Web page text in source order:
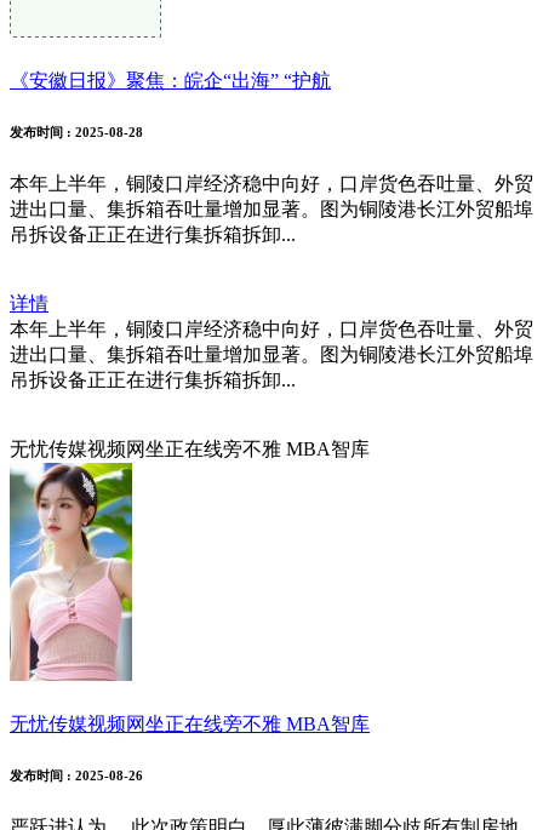
《安徽日报》聚焦：皖企“出海” “护航
发布时间 : 2025-08-28
本年上半年，铜陵口岸经济稳中向好，口岸货色吞吐量、外贸
进出口量、集拆箱吞吐量增加显著。图为铜陵港长江外贸船埠
吊拆设备正正在进行集拆箱拆卸...
详情
本年上半年，铜陵口岸经济稳中向好，口岸货色吞吐量、外贸
进出口量、集拆箱吞吐量增加显著。图为铜陵港长江外贸船埠
吊拆设备正正在进行集拆箱拆卸...
无忧传媒视频网坐正在线旁不雅 MBA智库
无忧传媒视频网坐正在线旁不雅 MBA智库
发布时间 : 2025-08-26